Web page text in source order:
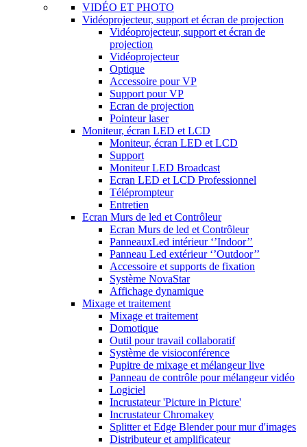
VIDÉO ET PHOTO
Vidéoprojecteur, support et écran de projection
Vidéoprojecteur, support et écran de
projection
Vidéoprojecteur
Optique
Accessoire pour VP
Support pour VP
Ecran de projection
Pointeur laser
Moniteur, écran LED et LCD
Moniteur, écran LED et LCD
Support
Moniteur LED Broadcast
Ecran LED et LCD Professionnel
Téléprompteur
Entretien
Ecran Murs de led et Contrôleur
Ecran Murs de led et Contrôleur
PanneauxLed intérieur ‘’Indoor’’
Panneau Led extérieur ‘’Outdoor’’
Accessoire et supports de fixation
Système NovaStar
Affichage dynamique
Mixage et traitement
Mixage et traitement
Domotique
Outil pour travail collaboratif
Système de visioconférence
Pupitre de mixage et mélangeur live
Panneau de contrôle pour mélangeur vidéo
Logiciel
Incrustateur 'Picture in Picture'
Incrustateur Chromakey
Splitter et Edge Blender pour mur d'images
Distributeur et amplificateur